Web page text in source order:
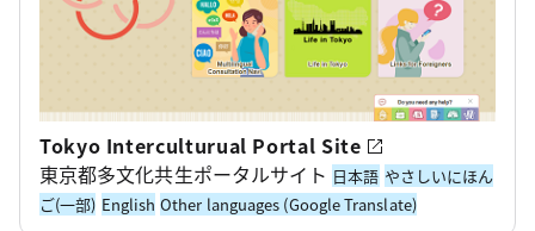
Tokyo Interculturual Portal Site
東京都多文化共生ポータルサイト日本語 やさしいにほん
ご(一部) English Other languages (Google Translate)